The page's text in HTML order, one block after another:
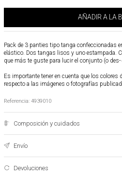
AÑADIR A LA
Pack de 3 panties tipo tanga confeccionadas
elástico. Dos tangas lisos y uno estampada.
que más te guste para lucir el conjunto (o
Es importante tener en cuenta que los colores
respecto a las imágenes o fotografías
Referencia: 4939010
Composición y cuidados
Envío
Devoluciones